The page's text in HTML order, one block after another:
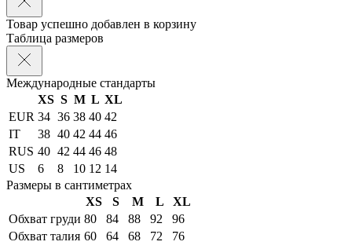
Товар успешно добавлен в корзину
Таблица размеров
Международные стандарты
XS S M L XL
EUR 34 36 38 40 42
IT
38 40 42 44 46
RUS 40 42 44 46 48
US
6 8 10 12 14
Размеры в сантиметрах
XS
S M L
XL
Обхват груди 80 84 88 92
96
Обхват талия 60 64 68 72
76